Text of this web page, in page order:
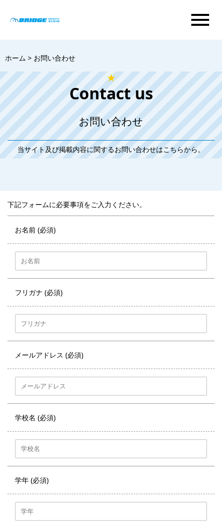
menu
ホーム > お問い合わせ
★
Contact us
お問い合わせ
当サイト及び掲載内容に関するお問い合わせはこちらから。
下記フォームに必要事項をご入力ください。
お名前 (必須)
フリガナ (必須)
メールアドレス (必須)
学校名 (必須)
学年 (必須)